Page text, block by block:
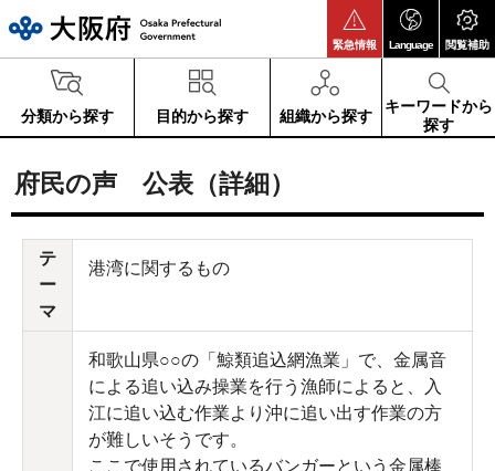
緊急情報 Language 閲覧補助
分類から探す 目的から探す 組織から探す
キーワードから
探す
府民の声 公表（詳細）
テ
ー
マ
港湾に関するもの
和歌山県○○の「鯨類追込網漁業」で、金属音
による追い込み操業を行う漁師によると、入
江に追い込む作業より沖に追い出す作業の方
が難しいそうです。
ここで使用されているバンガーという金属棒